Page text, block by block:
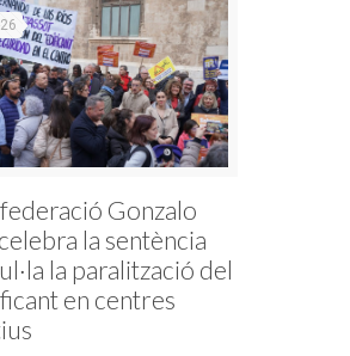
Gonzalo
la sentència
la paralització del
en centres